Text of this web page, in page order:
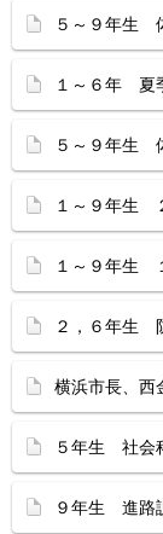
５～９年生
１～６年 夏
５～９年生
１～９年生
１～９年生
２，６年生
横浜市長、西
５年生 社会
９年生 進路